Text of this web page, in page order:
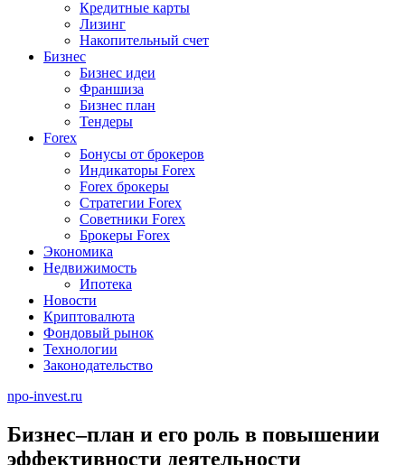
Кредитные карты
Лизинг
Накопительный счет
Бизнес
Бизнес идеи
Франшиза
Бизнес план
Тендеры
Forex
Бонусы от брокеров
Индикаторы Forex
Forex брокеры
Стратегии Forex
Советники Forex
Брокеры Forex
Экономика
Недвижимость
Ипотека
Новости
Криптовалюта
Фондовый рынок
Технологии
Законодательство
npo-invest.ru
Бизнес–план и его роль в повышении
эффективности деятельности